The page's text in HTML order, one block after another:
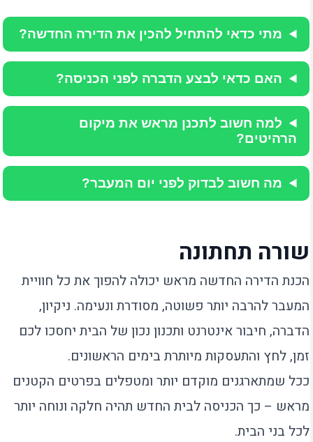
מתי כדאי להתחיל להכין את הדירה החדשה?
האם כדאי לבצע הדברה לפני הכניסה?
למה חשוב לתכנן מראש את מיקום
הרהיטים?
מה חשוב לבדוק לפני יום המעבר?
שורה תחתונה
הכנת הדירה החדשה מראש יכולה להפוך את כל חוויית
המעבר להרבה יותר פשוטה, מסודרת ונעימה. ניקיון,
הדברה, חיבור אינטרנט ותכנון נכון של הבית יחסכו לכם
זמן, לחץ והתעסקות מיותרת בימים הראשונים.
ככל שמתארגנים מוקדם יותר ומטפלים בפרטים הקטנים
מראש – כך הכניסה לבית החדש תהיה חלקה ונוחה יותר
לכל בני הבית.